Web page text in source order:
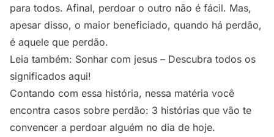
para todos. Afinal, perdoar o outro não é fácil. Mas,
apesar disso, o maior beneficiado, quando há perdão,
é aquele que perdão.
Leia também: Sonhar com jesus – Descubra todos os
significados aqui!
Contando com essa história, nessa matéria você
encontra casos sobre perdão: 3 histórias que vão te
convencer a perdoar alguém no dia de hoje.